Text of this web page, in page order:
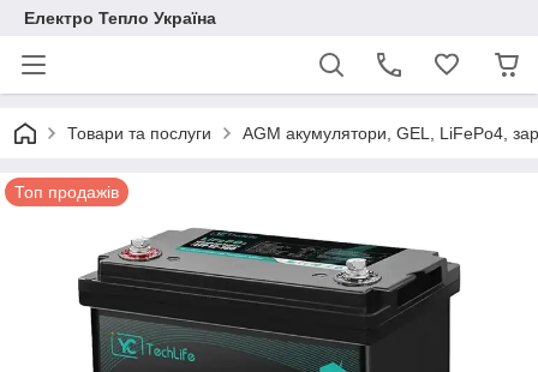
Електро Тепло Україна
Товари та послуги AGM акумулятори, GEL, LiFePo4,
Топ продажів